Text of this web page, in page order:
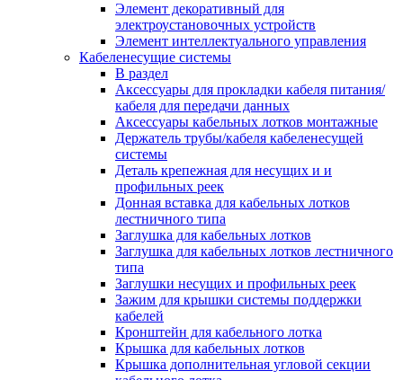
Элемент декоративный для
электроустановочных устройств
Элемент интеллектуального управления
Кабеленесущие системы
В раздел
Аксессуары для прокладки кабеля питания/
кабеля для передачи данных
Аксессуары кабельных лотков монтажные
Держатель трубы/кабеля кабеленесущей
системы
Деталь крепежная для несущих и и
профильных реек
Донная вставка для кабельных лотков
лестничного типа
Заглушка для кабельных лотков
Заглушка для кабельных лотков лестничного
типа
Заглушки несущих и профильных реек
Зажим для крышки системы поддержки
кабелей
Кронштейн для кабельного лотка
Крышка для кабельных лотков
Крышка дополнительная угловой секции